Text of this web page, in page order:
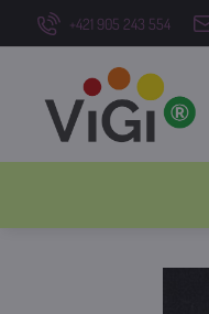
+421 905 243 554